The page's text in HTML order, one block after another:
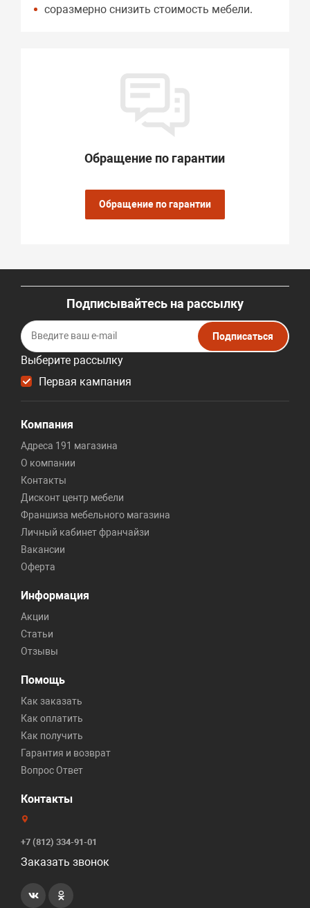
соразмерно снизить стоимость мебели.
Обращение по гарантии
Обращение по гарантии
Подписывайтесь на рассылку
Выберите рассылку
Первая кампания
Подписаться
Компания
Адреса 191 магазина
О компании
Контакты
Дисконт центр мебели
Франшиза мебельного магазина
Личный кабинет франчайзи
Вакансии
Оферта
Информация
Акции
Статьи
Отзывы
Помощь
Как заказать
Как оплатить
Как получить
Гарантия и возврат
Вопрос Ответ
Контакты
+7 (812) 334-91-01
Заказать звонок